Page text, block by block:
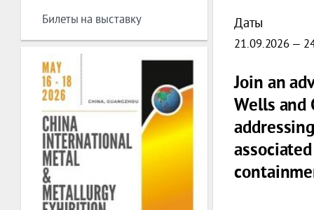
Билеты на выставку
Даты
21.09.2026 —
Join an
Wells and